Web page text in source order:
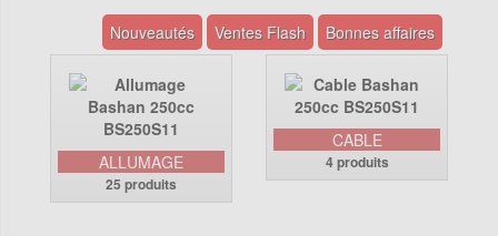
Nouveautés
Ventes Flash Bonnes affaires
ALLUMAGE
25 produits
CABLE
4 produits